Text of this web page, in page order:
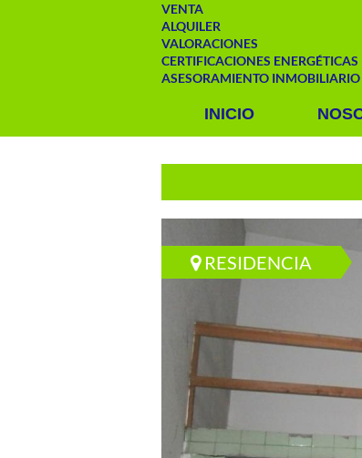
VENTA
ALQUILER
VALORACIONES
CERTIFICACIONES ENERGÉTICAS
ASESORAMIENTO INMOBILIARIO
INICIO
RESIDENCIA